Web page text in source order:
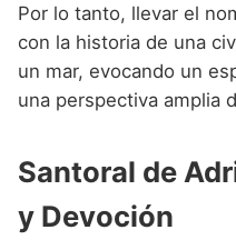
Nombres de
Nombres de
Nombres de niño
Nombres de
Por lo tanto, llevar el
con la historia de una
un mar, evocando un
una perspectiva amplia
Santoral de
y Devoción